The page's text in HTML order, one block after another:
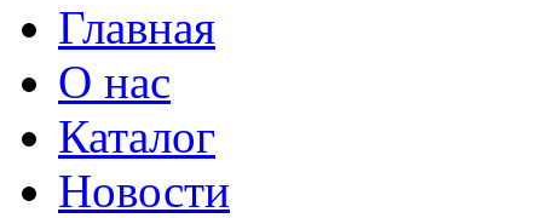
Главная
О нас
Каталог
Новости